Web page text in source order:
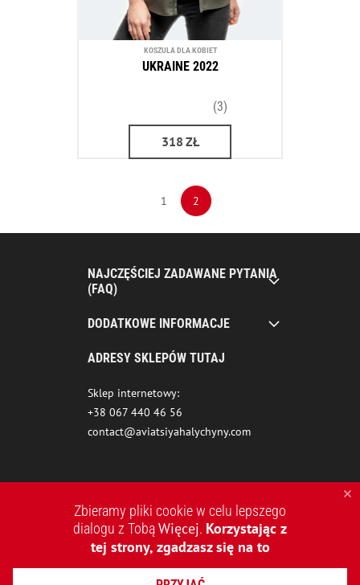
KOSZULA DLA KOBIET
UKRAINE 2022
(3)
318 ZŁ
1 2
NAJCZĘŚCIEJ ZADAWANE PYTANIA
(FAQ)
DODATKOWE INFORMACJE
ADRESY SKLEPÓW TUTAJ
Sklep internetowy:
+38 067 440 46 56
contact@aviatsiyahalychyny.com
2015-2026 © AVIATSIYA HALYCHYNY – UKRAIŃSKA MARKA
Zbieramy pliki cookie w celu lepszego
dialogu z TobąWięcej. Korzystając z
tej strony, zgadzasz się na to